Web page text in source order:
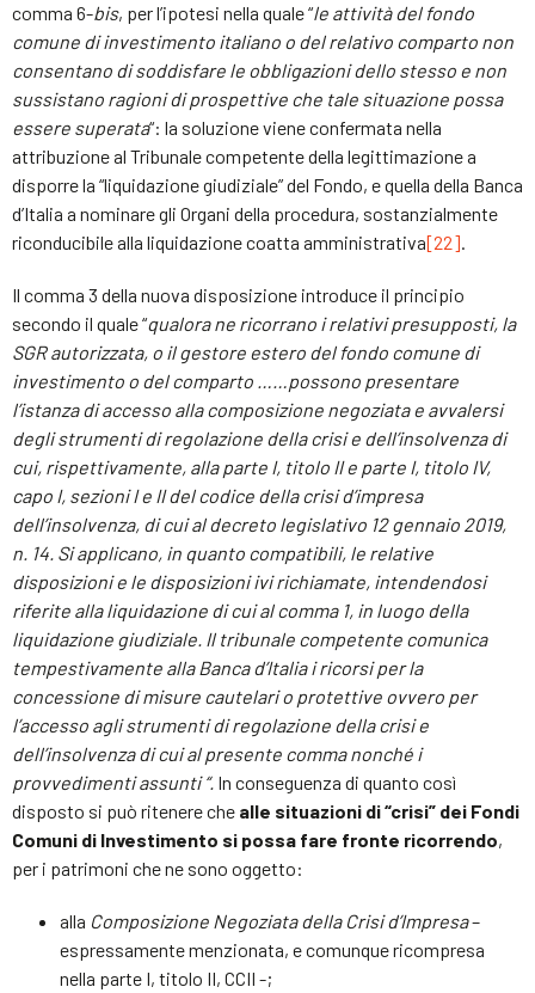
comma 6-bis, per l’ipotesi nella quale “le attività del fondo
comune di investimento italiano o del relativo comparto non
consentano di soddisfare le obbligazioni dello stesso e non
sussistano ragioni di prospettive che tale situazione possa
essere superata“: la soluzione viene confermata nella
attribuzione al Tribunale competente della legittimazione a
disporre la “liquidazione giudiziale” del Fondo, e quella della Banca
d’Italia a nominare gli Organi della procedura, sostanzialmente
riconducibile alla liquidazione coatta amministrativa[22].
Il comma 3 della nuova disposizione introduce il principio
secondo il quale “qualora ne ricorrano i relativi presupposti, la
SGR autorizzata, o il gestore estero del fondo comune di
investimento o del comparto ……possono presentare
l’istanza di accesso alla composizione negoziata e avvalersi
degli strumenti di regolazione della crisi e dell’insolvenza di
cui, rispettivamente, alla parte I, titolo II e parte I, titolo IV,
capo I, sezioni I e II del codice della crisi d’impresa
dell’insolvenza, di cui al decreto legislativo 12 gennaio 2019,
n. 14. Si applicano, in quanto compatibili, le relative
disposizioni e le disposizioni ivi richiamate, intendendosi
riferite alla liquidazione di cui al comma 1, in luogo della
liquidazione giudiziale. Il tribunale competente comunica
tempestivamente alla Banca d’Italia i ricorsi per la
concessione di misure cautelari o protettive ovvero per
l’accesso agli strumenti di regolazione della crisi e
dell’insolvenza di cui al presente comma nonché i
provvedimenti assunti “. In conseguenza di quanto così
disposto si può ritenere che alle situazioni di “crisi” dei Fondi
Comuni di Investimento si possa fare fronte ricorrendo,
per i patrimoni che ne sono oggetto:
alla Composizione Negoziata della Crisi d’Impresa–
espressamente menzionata, e comunque ricompresa
nella parte I, titolo II, CCII -;